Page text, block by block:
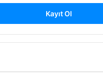
Kayıt Ol